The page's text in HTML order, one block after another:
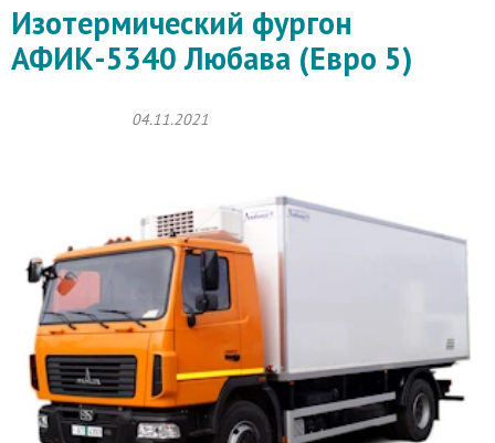
Изотермический фургон
АФИК-5340 Любава (Евро 5)
04.11.2021